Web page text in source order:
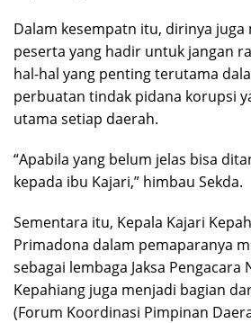
Dalam kesempatn itu, dirinya juga
peserta yang hadir untuk jangan
hal-hal yang penting terutama
perbuatan tindak pidana korupsi
utama setiap daerah.
“Apabila yang belum jelas bisa
kepada ibu Kajari,” himbau Sekda.
Sementara itu, Kepala Kajari
Primadona dalam pemaparanya
sebagai lembaga Jaksa Pengacara
Kepahiang juga menjadi bagian
(Forum Koordinasi Pimpinan